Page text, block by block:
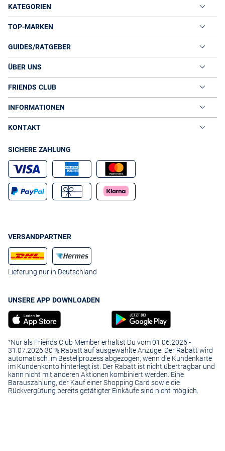
KATEGORIEN
TOP-MARKEN
GUIDES/RATGEBER
ÜBER UNS
FRIENDS CLUB
INFORMATIONEN
KONTAKT
SICHERE ZAHLUNG
VERSANDPARTNER
Lieferung nur in Deutschland
UNSERE APP DOWNLOADEN
¹Nur als Friends Club Member erhältst Du vom 01.06.2026 -
31.07.2026 30 % Rabatt auf ausgewählte Anzüge. Der Rabatt wird
automatisch im Bestellprozess abgezogen, wenn die Kundenkarte
im Kundenkonto hinterlegt ist. Der Rabatt ist nicht übertragbar und
kann nicht mit anderen Aktionen kombiniert werden. Eine
Barauszahlung, der Kauf einer Shopping Card sowie die
Rückvergütung bereits getätigter Einkäufe sind nicht möglich.